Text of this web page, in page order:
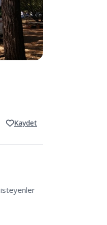
Kaydet